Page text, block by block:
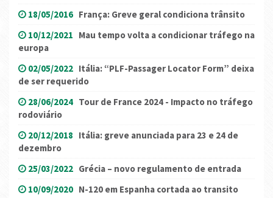
18/05/2016 França: Greve geral condiciona trânsito
10/12/2021 Mau tempo volta a condicionar tráfego na
europa
02/05/2022 Itália: “PLF-Passager Locator Form” deixa
de ser requerido
28/06/2024 Tour de France 2024 - Impacto no tráfego
rodoviário
20/12/2018 Itália: greve anunciada para 23 e 24 de
dezembro
25/03/2022 Grécia – novo regulamento de entrada
10/09/2020 N-120 em Espanha cortada ao transito